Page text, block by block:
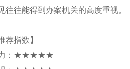
往往能得到办案机关的高度重视。
荐指数】
力：★★★★★